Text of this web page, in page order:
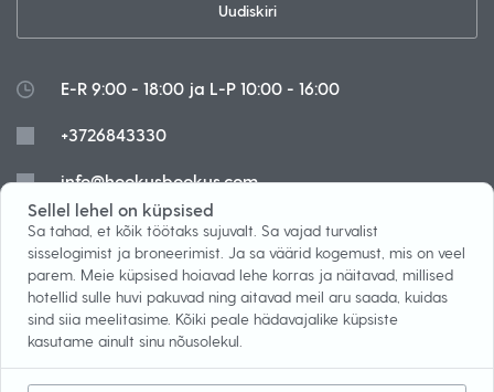
Uudiskiri
E-R 9:00 - 18:00 ja L-P 10:00 - 16:00
+3726843330
info@hookusbookus.com
Küpsised
Blogi
Sellel lehel on küpsised
Sa tahad, et kõik töötaks sujuvalt. Sa vajad turvalist
sisselogimist ja broneerimist. Ja sa väärid kogemust, mis on veel
parem. Meie küpsised hoiavad lehe korras ja näitavad, millised
hotellid sulle huvi pakuvad ning aitavad meil aru saada, kuidas
sind siia meelitasime. Kõiki peale hädavajalike küpsiste
kasutame ainult sinu nõusolekul.